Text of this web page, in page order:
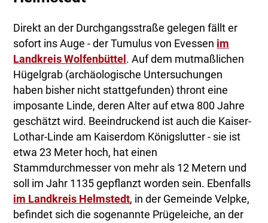
Direkt an der Durchgangsstraße gelegen fällt er
sofort ins Auge - der Tumulus von Evessen im
Landkreis Wolfenbüttel . Auf dem mutmaßlichen
Hügelgrab (archäologische Untersuchungen
haben bisher nicht stattgefunden) thront eine
imposante Linde, deren Alter auf etwa 800 Jahre
geschätzt wird. Beeindruckend ist auch die Kaiser-
Lothar-Linde am Kaiserdom Königslutter - sie ist
etwa 23 Meter hoch, hat einen
Stammdurchmesser von mehr als 12 Metern und
soll im Jahr 1135 gepflanzt worden sein. Ebenfalls
im Landkreis Helmstedt, in der Gemeinde Velpke,
befindet sich die sogenannte Prügeleiche, an der